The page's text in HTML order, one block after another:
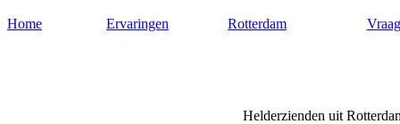
Home Ervaringen Rotterdam
Helderzienden uit